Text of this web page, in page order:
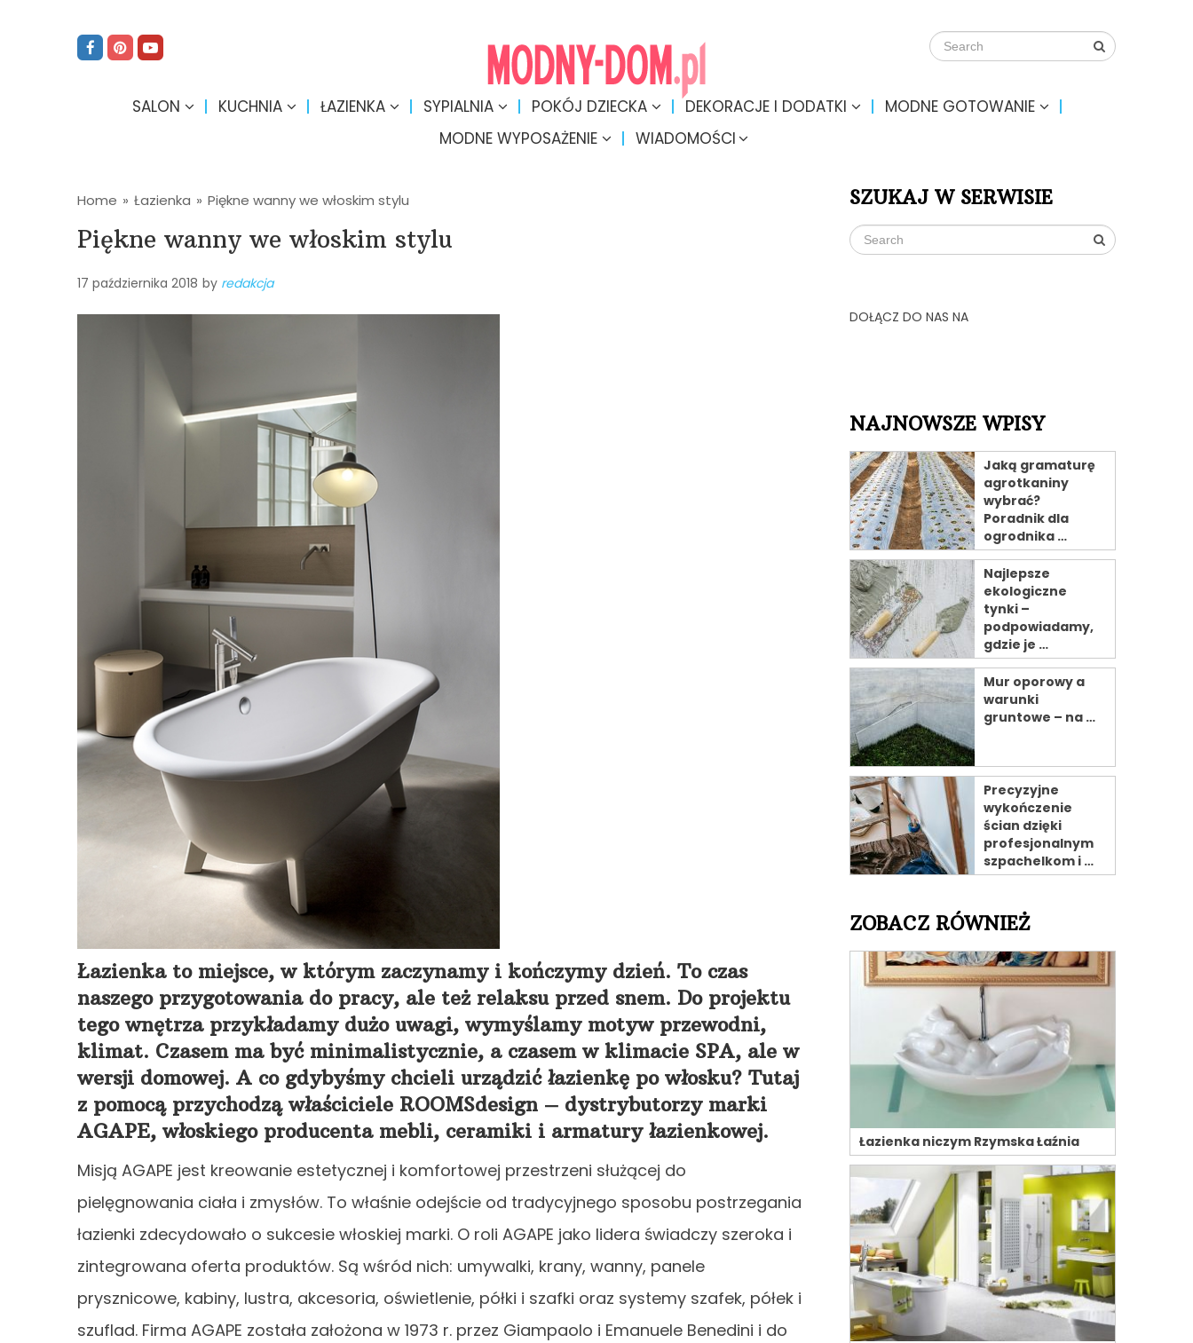
SALON KUCHNIA ŁAZIENKA SYPIALNIA POKÓJ DZIECKA DEKORACJE I DODATKI
MODNE GOTOWANIE
MODNE WYPOSAŻENIE
WIADOMOŚCI
Home » Łazienka » Piękne wanny we włoskim stylu
Piękne wanny we włoskim stylu
17 października 2018 by redakcja
Łazienka to miejsce, w którym zaczynamy i kończymy dzień. To czas
naszego przygotowania do pracy, ale też relaksu przed snem. Do projektu
tego wnętrza przykładamy dużo uwagi, wymyślamy motyw przewodni,
klimat. Czasem ma być minimalistycznie, a czasem w klimacie SPA, ale w
wersji domowej. A co gdybyśmy chcieli urządzić łazienkę po włosku? Tutaj
z pomocą przychodzą właściciele ROOMSdesign – dystrybutorzy marki
AGAPE, włoskiego producenta mebli, ceramiki i armatury łazienkowej.
Misją AGAPE jest kreowanie estetycznej i komfortowej przestrzeni służącej do
pielęgnowania ciała i zmysłów. To właśnie odejście od tradycyjnego sposobu postrzegania
łazienki zdecydowało o sukcesie włoskiej marki. O roli AGAPE jako lidera świadczy szeroka i
zintegrowana oferta produktów. Są wśród nich: umywalki, krany, wanny, panele
prysznicowe, kabiny, lustra, akcesoria, oświetlenie, półki i szafki oraz systemy szafek, półek i
szuflad. Firma AGAPE została założona w 1973 r. przez Giampaolo i Emanuele Benedini i do
SZUKAJ W SERWISIE
DOŁĄCZ DO NAS NA
NAJNOWSZE WPISY
Jaką gramaturę
agrotkaniny
wybrać?
Poradnik dla
ogrodnika …
Najlepsze
ekologiczne
tynki –
podpowiadamy,
gdzie je …
Mur oporowy a
warunki
gruntowe – na …
Precyzyjne
wykończenie
ścian dzięki
profesjonalnym
szpachelkom i …
ZOBACZ RÓWNIEŻ
Łazienka niczym Rzymska Łaźnia